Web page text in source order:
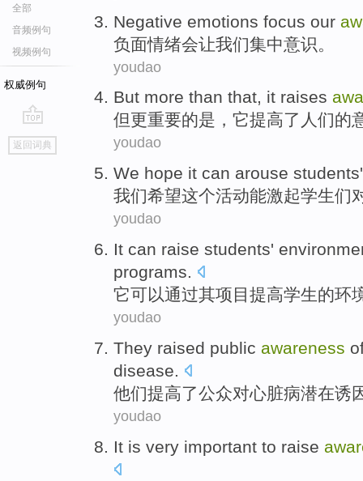
全部
音频例句
视频例句
权威例句
go
top
返回词典
Negative emotions focus our
负面情绪会让我们集中意识 。
youdao
But more than that, it raises
但更重要的是 ， 它提高了 人们的
youdao
We hope it can arouse students
我们希望这个活动能激起学生们
youdao
It can raise students'
programs.
它可以通过其项目提高学生的环
youdao
They raised public awareness
disease.
他们提高了公众对心脏病潜在诱
youdao
It is very important to raise